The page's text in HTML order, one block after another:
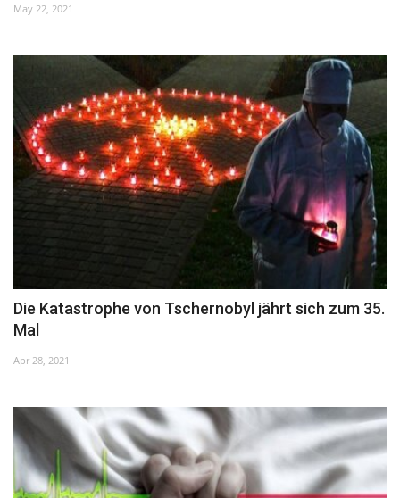
Gesundheit
Wirtschaft
Kunst
Unser Briefkasten
Galerie
May 22, 2021
Die Katastrophe von Tschernobyl jährt sich zum 35.
Mal
Apr 28, 2021